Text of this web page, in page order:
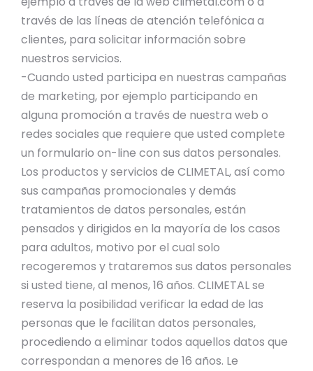
través de las líneas de atención telefónica a
clientes, para solicitar información sobre
nuestros servicios.
-Cuando usted participa en nuestras campañas
de marketing, por ejemplo participando en
alguna promoción a través de nuestra web o
redes sociales que requiere que usted complete
un formulario on-line con sus datos personales.
Los productos y servicios de CLIMETAL, así como
sus campañas promocionales y demás
tratamientos de datos personales, están
pensados y dirigidos en la mayoría de los casos
para adultos, motivo por el cual solo
recogeremos y trataremos sus datos personales
si usted tiene, al menos, 16 años. CLIMETAL se
reserva la posibilidad verificar la edad de las
personas que le facilitan datos personales,
procediendo a eliminar todos aquellos datos que
correspondan a menores de 16 años. Le